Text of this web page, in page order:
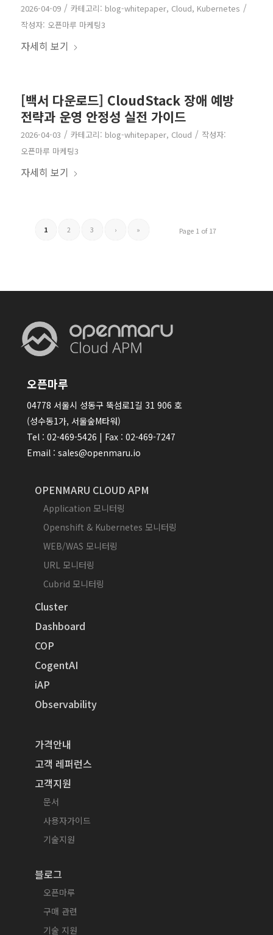
2026-04-09 / 카테고리: blog-whitepaper, Cloud, Kubernetes /
작성자: 오픈마루 마케팅3
자세히 보기
[백서 다운로드] CloudStack 장애 예방
전략과 운영 안정성 실전 가이드
2026-04-03 / 카테고리: blog-whitepaper, Cloud / 작성자:
오픈마루 마케팅3
자세히 보기
Page 1 of 17
1 2 3 › »
오픈마루
04778 서울시 성동구 뚝섬로1길 31 906 호
(성수동1가, 서울숲M타워)
Tel : 02-469-5426 | Fax : 02-469-7247
Email : sales@openmaru.io
OPENMARU CLOUD APM
Application 모니터링
Openshift & Kubernetes 모니터링
WEB/WAS 모니터링
URL 모니터링
Cubrid 모니터링
Cluster
Dashboard
COP
CogentAI
iAP
Observability
가격안내
고객 레퍼런스
고객지원
문서
사용자가이드
기술지원
블로그
오픈마루
구매 관련
기술 지원